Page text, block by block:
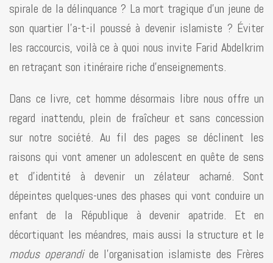
spirale de la délinquance ? La mort tragique d’un jeune de
son quartier l’a-t-il poussé à devenir islamiste ? Éviter
les raccourcis, voilà ce à quoi nous invite Farid Abdelkrim
en retraçant son itinéraire riche d’enseignements.
Dans ce livre, cet homme désormais libre nous offre un
regard inattendu, plein de fraîcheur et sans concession
sur notre société. Au fil des pages se déclinent les
raisons qui vont amener un adolescent en quête de sens
et d’identité à devenir un zélateur acharné. Sont
dépeintes quelques-unes des phases qui vont conduire un
enfant de la République à devenir apatride. Et en
décortiquant les méandres, mais aussi la structure et le
modus operandide l’organisation islamiste des Frères